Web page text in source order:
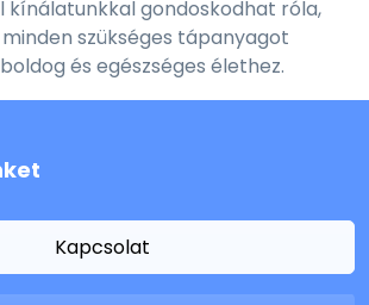
kínálatunkkal gondoskodhat róla,
szükséges tápanyagot
és egészséges élethez.
Kapcsolat